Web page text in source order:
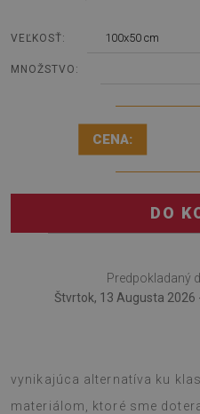
VEĽKOSŤ: 100x50 cm
MNOŽSTVO:
CENA:
DO
Predpokladaný
Štvrtok, 13 Augusta 2026
vynikajúca alternatíva ku
materiálom, ktoré sme